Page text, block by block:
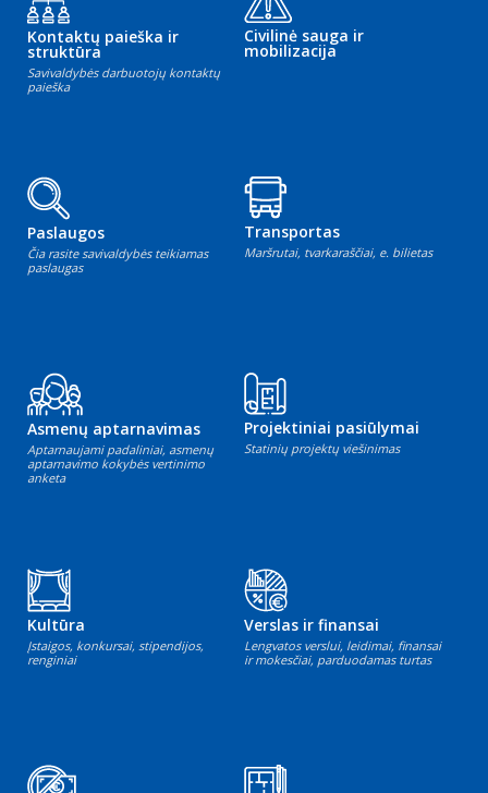
Kontaktų paieška ir
struktūra
Savivaldybės darbuotojų kontaktų
paieška
Civilinė sauga ir
mobilizacija
Paslaugos
Čia rasite savivaldybės teikiamas
paslaugas
Transportas
Maršrutai, tvarkaraščiai, e. bilietas
Asmenų aptarnavimas
Aptarnaujami padaliniai, asmenų
aptarnavimo kokybės vertinimo
anketa
Projektiniai pasiūlymai
Statinių projektų viešinimas
Kultūra
Įstaigos, konkursai, stipendijos,
renginiai
Verslas ir finansai
Lengvatos verslui, leidimai, finansai
ir mokesčiai, parduodamas turtas